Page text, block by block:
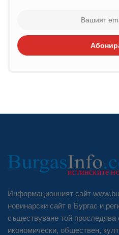
Информационният сайт
новинарски сайт в Бургас и
съществуване той проследява
икономически, обществен,